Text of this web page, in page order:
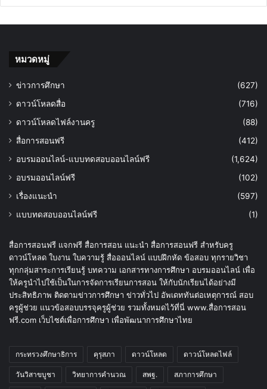
หมวดหมู่
ข่าวการศึกษา
(627)
ดาวน์โหลดสื่อ
(716)
ดาวน์โหลดไฟล์งานครู
(88)
สื่อการสอนฟรี
(412)
อบรมออนไลน์-แบบทดสอบออนไลน์ฟรี
(1,624)
อบรมออนไลน์ฟรี
(102)
เรื่องแนะนำ
(597)
แบบทดสอบออนไลน์ฟรี
(1)
สื่อการสอนฟรี แจกฟรี สื่อการสอน แนะนำ สื่อการสอนฟรี สำหรับครู
ดาวน์โหลด ใบงาน ใบความรู้ สื่อออนไลน์ แบบฝึกหัด ข้อสอบ ทุกรายวิชา
ทุกกลุ่มสาระการเรียนรู้ บทความ เอกสารทางการศึกษา อบรมออนไลน์ เพื่อ
ให้ครูนำไปใช้เป็นในการจัดการเรียนการสอน ให้กับนักเรียนได้อย่างมี
ประสิทธิภาพ ติดตามข่าวการศึกษา ข่าวทั่วไป อัพเดททันต่อเหตุการณ์ สอบ
ครูผู้ช่วย แนวข้อสอบบรรจุครูผู้ช่วย รวมทั้งหมดไว้ที่นี่ www.สื่อการสอน
ฟรี.com เว็บไซต์เพื่อการศึกษา เพื่อพัฒนาการศึกษาไทย
กระทรวงศึกษาธิการ คุรุสภา ดาวน์โหลด ดาวน์โหลดไฟล์
วันวิสาขบูชา วิทยาการคำนวณ สพฐ. สภาการศึกษา